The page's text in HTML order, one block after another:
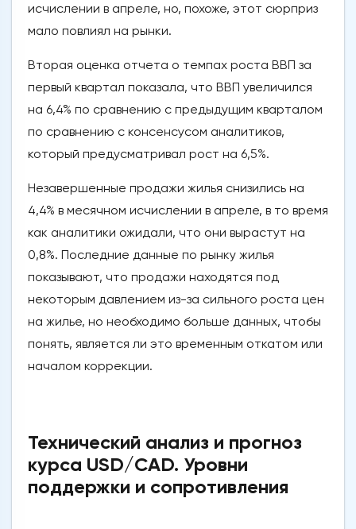
исчислении в апреле, но, похоже, этот сюрприз
мало повлиял на рынки.
Вторая оценка отчета о темпах роста ВВП за
первый квартал показала, что ВВП увеличился
на 6,4% по сравнению с предыдущим кварталом
по сравнению с консенсусом аналитиков,
который предусматривал рост на 6,5%.
Незавершенные продажи жилья снизились на
4,4% в месячном исчислении в апреле, в то время
как аналитики ожидали, что они вырастут на
0,8%. Последние данные по рынку жилья
показывают, что продажи находятся под
некоторым давлением из-за сильного роста цен
на жилье, но необходимо больше данных, чтобы
понять, является ли это временным откатом или
началом коррекции.
Технический анализ и прогноз
курса USD/CAD. Уровни
поддержки и сопротивления